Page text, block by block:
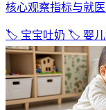
核心观察指标与就
🏷️ 宝宝吐奶 🏷️ 婴儿